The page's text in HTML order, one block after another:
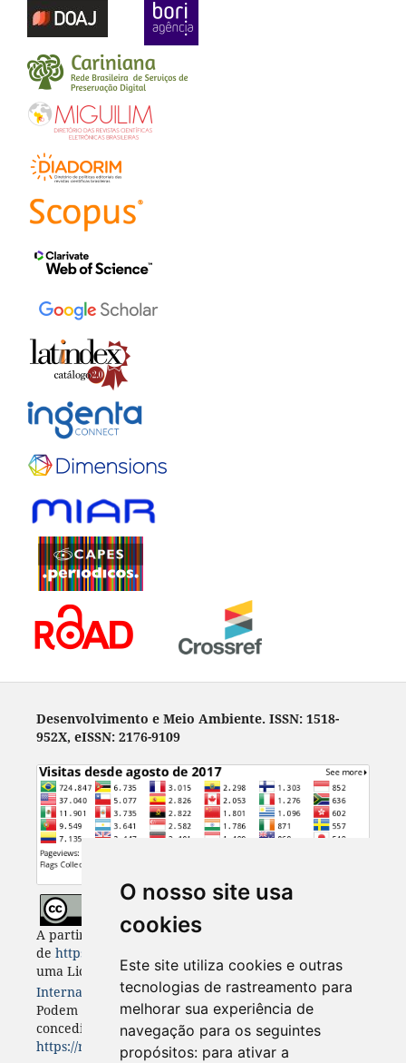
O nosso site usa
cookies
Este site utiliza cookies e outras
tecnologias de rastreamento para
melhorar sua experiência de
navegação para os seguintes
propósitos: para ativar a
Desenvolvimento e Meio Ambiente. ISSN: 1518-
952X, eISSN: 2176-9109
A partir de 2023, Desenvolvimento e Meio Ambiente
de https://revistas.ufpr.br/made
uma Licença
Creative Commons - Atribuição 4.0
Internacional . CC BY 4.0
Podem estar disponíveis autorizações adicionais às
concedidas no âmbito desta licença em
https://revistas.ufpr.br/made/about.